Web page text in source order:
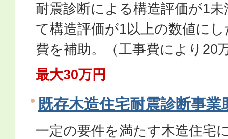
耐震診断による構造評価が1
て構造評価が1以上の数値に
費を補助。（工事費により20
最大30万円
既存木造住宅耐震診断事業
一定の要件を満たす木造住宅